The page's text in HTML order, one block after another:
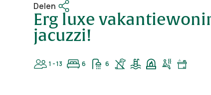
Delen
Erg luxe
jacuzzi!
1 - 13 6 6